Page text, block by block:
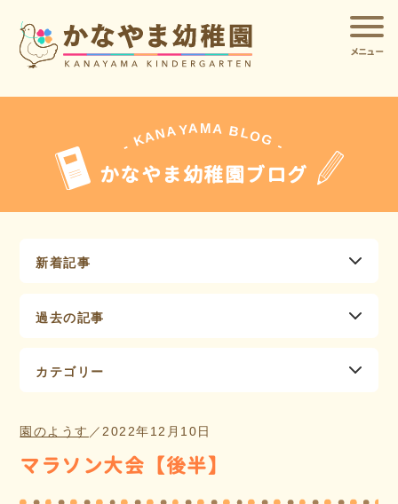
メニュー
- KANAYA MA BLOG -
かなやま幼稚園ブログ
新着記事
過去の記事
カテゴリー
園のようす ／ 2022年12月10日
マラソン大会【後半】